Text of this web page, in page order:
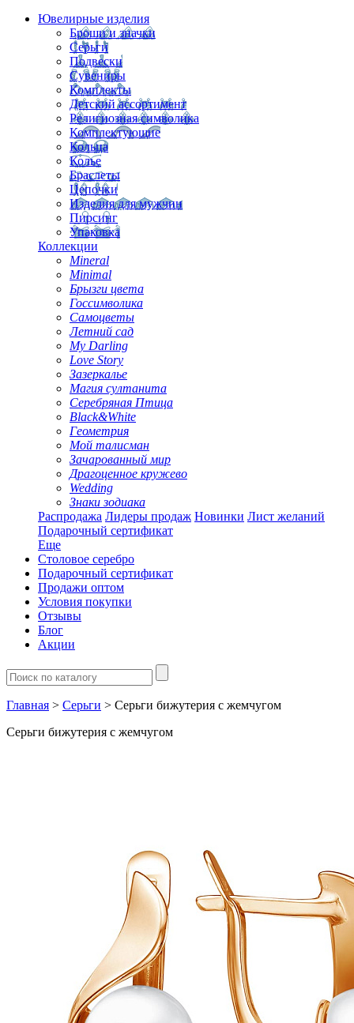
Ювелирные изделия
Броши и значки
Серьги
Подвески
Сувениры
Комплекты
Детский ассортимент
Религиозная символика
Комплектующие
Кольца
Колье
Браслеты
Цепочки
Изделия для мужчин
Пирсинг
Упаковка
Коллекции
Mineral
Minimal
Брызги цвета
Госсимволика
Самоцветы
Летний сад
My Darling
Love Story
Зазеркалье
Магия султанита
Серебряная Птица
Black&White
Геометрия
Мой талисман
Зачарованный мир
Драгоценное кружево
Wedding
Знаки зодиака
Распродажа Лидеры продаж Новинки Лист желаний
Подарочный сертификат
Еще
Столовое серебро
Подарочный сертификат
Продажи оптом
Условия покупки
Отзывы
Блог
Акции
Главная > Серьги > Серьги бижутерия с жемчугом
Серьги бижутерия с жемчугом